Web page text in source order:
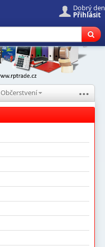
Dobrý den
Přihlásit
Hledat
Občerstvení ...